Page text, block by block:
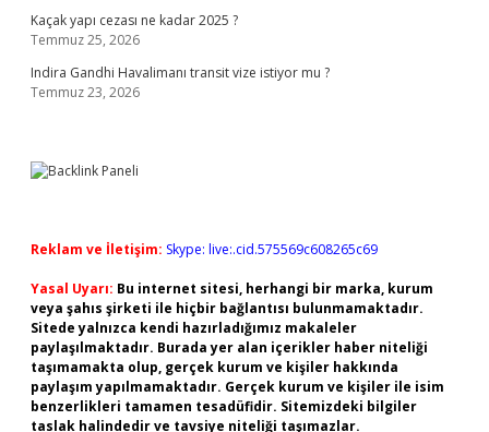
Kaçak yapı cezası ne kadar 2025 ?
Temmuz 25, 2026
Indira Gandhi Havalimanı transit vize istiyor mu ?
Temmuz 23, 2026
Reklam ve İletişim: Skype: live:.cid.575569c608265c69
Yasal Uyarı: Bu internet sitesi, herhangi bir marka, kurum
veya şahıs şirketi ile hiçbir bağlantısı bulunmamaktadır.
Sitede yalnızca kendi hazırladığımız makaleler
paylaşılmaktadır. Burada yer alan içerikler haber niteliği
taşımamakta olup, gerçek kurum ve kişiler hakkında
paylaşım yapılmamaktadır. Gerçek kurum ve kişiler ile isim
benzerlikleri tamamen tesadüfidir. Sitemizdeki bilgiler
taslak halindedir ve tavsiye niteliği taşımazlar.